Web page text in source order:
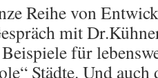
Reihe von
mit
für
Städte. Und